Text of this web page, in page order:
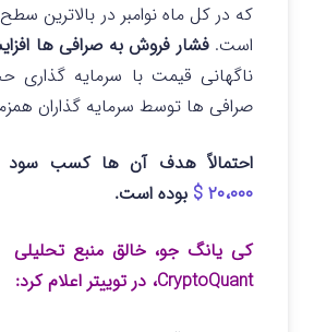
که در کل ماه نوامبر در بالاترین
است.فشار فروش به صرافی ها
صرافی ها توسط سرمایه گذاران
احتمالاً هدف آن ها کسب سود
۲۰،۰۰۰ $
بوده است.
کی یانگ جو، خالق منبع تحلیلی
CryptoQuant، در توییتر اعلام کرد: